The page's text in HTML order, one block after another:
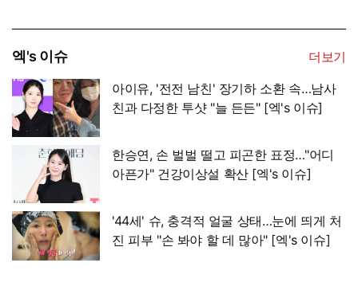
엑's 이슈
더보기
아이유, '전전 남친' 장기하 소환 속…남사
친과 다정한 투샷 "늘 든든" [엑's 이슈]
한승연, 손 벌벌 떨고 피곤한 표정…"어디
아픈가" 건강이상설 확산 [엑's 이슈]
'44세' 슈, 충격적 얼굴 상태…눈에 띄게 처
진 피부 "손 봐야 할 데 많아" [엑's 이슈]